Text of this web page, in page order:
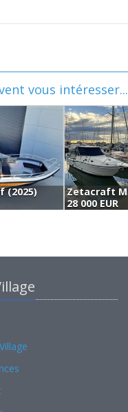
vous intéresser...
(2025)
28 000 EUR